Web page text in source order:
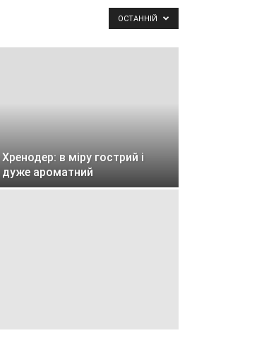
ОСТАННІЙ
Хренодер: в міру гострий і
дуже ароматний